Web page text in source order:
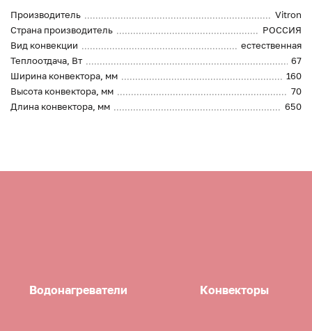
Производитель
Vitron
Страна производитель
РОССИЯ
Вид конвекции
естественная
Теплоотдача, Вт
67
Ширина конвектора, мм
160
Высота конвектора, мм
70
Длина конвектора, мм
650
Водонагреватели Конвекторы